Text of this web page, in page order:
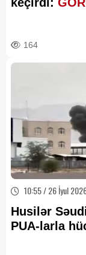
164
10:55 / 26 İyul
Husilər
PUA-larla